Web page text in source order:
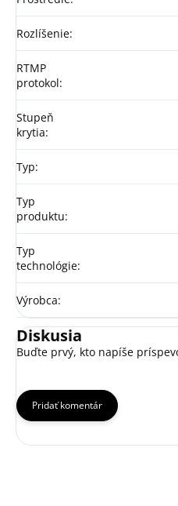
Rozlíšenie:
RTMP
protokol:
Stupeň
krytia:
Typ:
Typ
produktu:
Typ
technológie:
Výrobca:
Diskusia
Buďte prvý, kto napíše
Pridať komentár